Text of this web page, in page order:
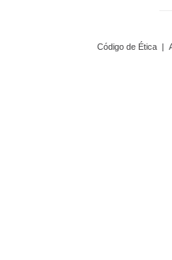
Código de Ética |